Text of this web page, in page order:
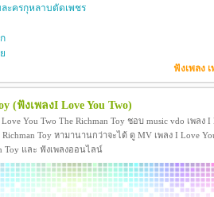
ละครกุหลาบตัดเพชร
ฟังเพลง
(ฟังเพลงI Love You Two)
You Two The Richman Toy ชอบ music vdo เพลง I
Toy หามานานกว่าจะได้ ดู MV เพลง I Love
Toy และ ฟังเพลงออนไลน์